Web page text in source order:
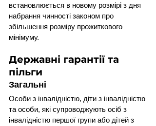
встановлюється в новому розмірі з дня
набрання чинності законом про
збільшення розміру прожиткового
мінімуму.
Державні гарантії та
пільги
Загальні
Особи з інвалідністю, діти з інвалідністю
та особи, які супроводжують осіб з
інвалідністю першої групи або дітей з